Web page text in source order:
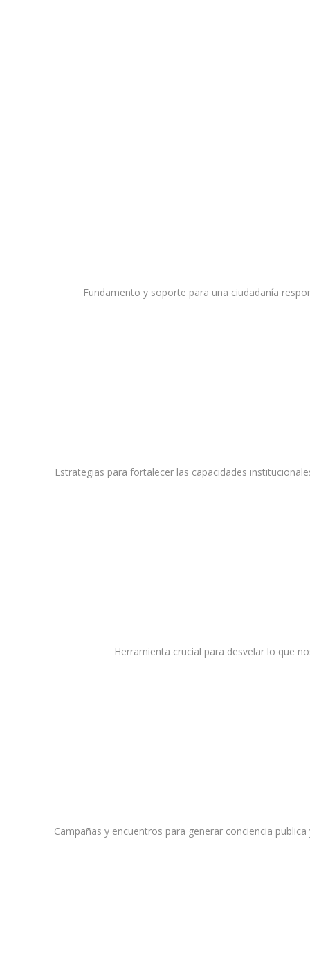
Fundamento y soporte para una ciudadanía
Estrategias para fortalecer las capacidades
Herramienta crucial para desvelar lo que
Campañas y encuentros para generar conciencia